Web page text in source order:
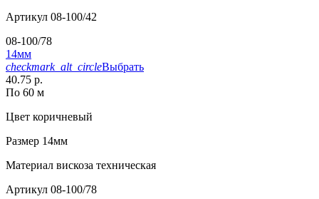
Артикул 08-100/42
08-100/78
14мм
checkmark_alt_circleВыбрать
40.75 р.
По 60 м
Цвет коричневый
Размер 14мм
Материал вискоза техническая
Артикул 08-100/78